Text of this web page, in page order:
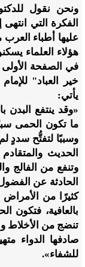
ونحن نقول
الفكرة التي انتهى
عليها أطباء
هؤلاء العلماء
في الصفحة
خير العباد"
يأتي:
«وقد ينتفع البدن
ما تكون الحمى
وسببًا لتفتُّح سددٍ
الحديث
وتنفع من الفالج
الحادثة عن
كثيرًا من
بالعافية، فتكون
تنضج من الأخلاط
صادفها الدواء
للشفاء».